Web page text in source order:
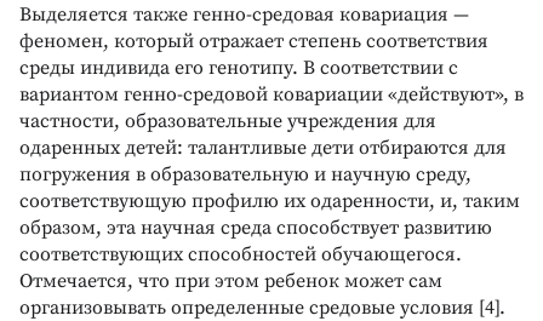
Выделяется также генно-средовая ковариация —
феномен, который отражает степень соответствия
среды индивида его генотипу. В соответствии с
вариантом генно-средовой ковариации «действуют», в
частности, образовательные учреждения для
одаренных детей: талантливые дети отбираются для
погружения в образовательную и научную среду,
соответствующую профилю их одаренности, и, таким
образом, эта научная среда способствует развитию
соответствующих способностей обучающегося.
Отмечается, что при этом ребенок может сам
организовывать определенные средовые условия [4].